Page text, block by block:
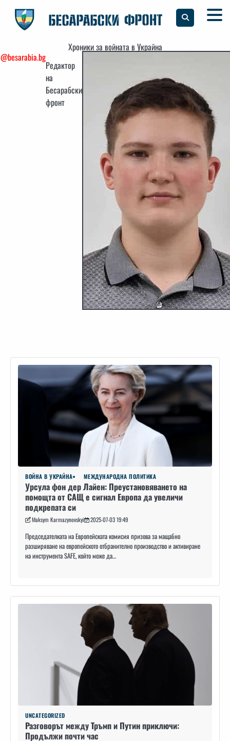
content
Хроники за войната в Украйна
Редактор
на
Бесарабски
фронт
ВОЙНА В УКРАЙНА МЕЖДУНАРОДНА ПОЛИТИКА
Урсула фон дер Лайен: Преустановяването на
помощта от САЩ е сигнал Европа да увеличи
подкрепата си
Maksym Karmazynovskyi 2025-07-03 19:49
Председателката на Европейската комисия призова за мащабно
разширяване на европейското отбранително производство и активиране
на инструмента SAFE, който може да…
UNCATEGORIZED
Разговорът между Тръмп и Путин приключи:
Продължи почти час